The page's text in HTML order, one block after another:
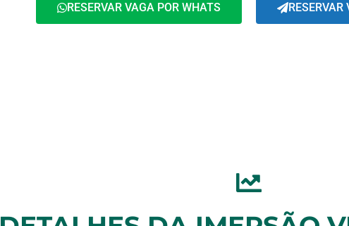
RESERVAR VAGA POR WHATS